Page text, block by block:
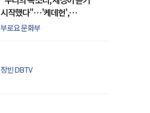
시작했다"…'케데헌',
아카데미 장편 애니메이션상
부로요 문화부
장빈 DBTV